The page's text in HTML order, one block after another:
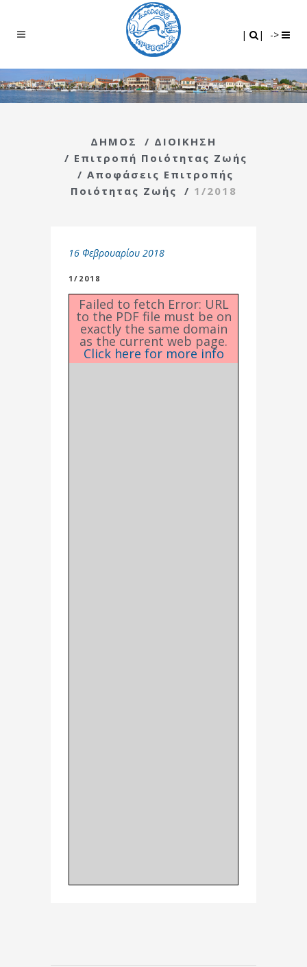
| | ->
ΔΗΜΟΣ / ΔΙΟΙΚΗΣΗ
/ Επιτροπή Ποιότητας Ζωής
/ Αποφάσεις Επιτροπής
Ποιότητας Ζωής
/ 1/2018
16 Φεβρουαρίου 2018
1/2018
Failed to fetch Error: URL
to the PDF file must be on
exactly the same domain
as the current web page.
Click here for more info